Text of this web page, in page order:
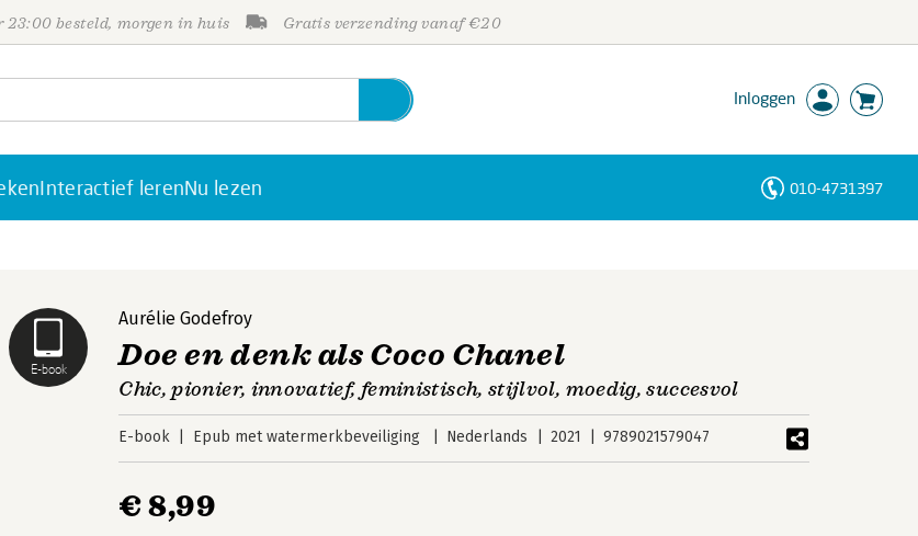
23:00 besteld, morgen in huis Gratis verzending vanaf €20
Inloggen
Interactief lerenNu lezen 010-4731397
E-book
Aurélie Godefroy
Doe en denk als Coco Chanel
Chic, pionier, innovatief, feministisch, stijlvol, moedig, succesvol
E-book Epub met watermerkbeveiliging Nederlands 2021 9789021579047
€ 8,99
Personen